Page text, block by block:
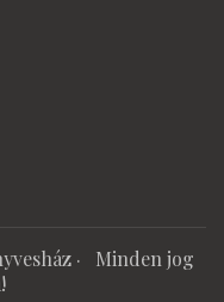
· Minden jog